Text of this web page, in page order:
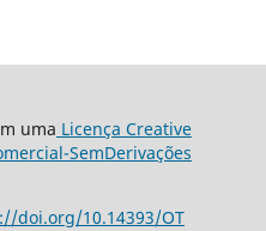
uma Licença Creative
SemDerivações
doi.org/10.14393/OT